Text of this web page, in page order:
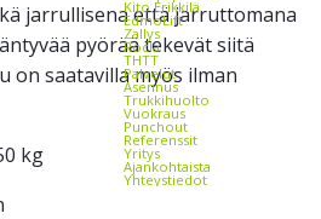
Kito Erikkilä
EdmoLift
Zallys
Rocla
THTT
Palvelut
Asennus
Trukkihuolto
Vuokraus
Punchout
Referenssit
Yritys
Ajankohtaista
Yhteystiedot
jarrullisena että jarruttomana
pyörää tekevät siitä
on saatavilla myös ilman
kg